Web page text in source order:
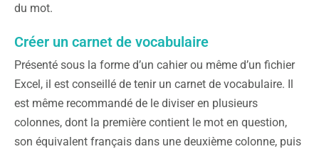
du mot.
Créer un carnet de vocabulaire
Présenté sous la forme d’un cahier ou même d’un fichier
Excel, il est conseillé de tenir un carnet de vocabulaire. Il
est même recommandé de le diviser en plusieurs
colonnes, dont la première contient le mot en question,
son équivalent français dans une deuxième colonne, puis